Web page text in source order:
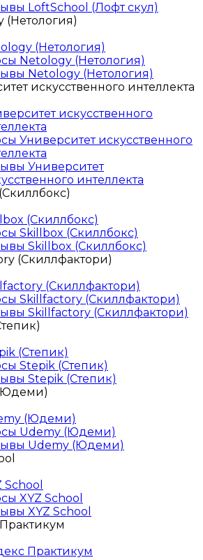
LoftSchool (Лофт скул)
(Нетология)
(Нетология)
Netology (Нетология)
Netology (Нетология)
искусственного интеллекта
искусственного
Университет искусственного
Университет
интеллекта
(Скиллбокс)
Skillbox (Скиллбокс)
Skillbox (Скиллбокс)
(Скиллфактори)
(Скиллфактори)
Skillfactory (Скиллфактори)
Skillfactory (Скиллфактори)
(Степик)
Stepik (Степик)
Stepik (Степик)
(Юдеми)
Udemy (Юдеми)
Udemy (Юдеми)
School
XYZ School
XYZ School
Практикум